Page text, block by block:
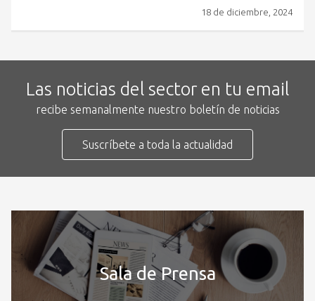
18 de diciembre, 2024
Las noticias del sector en tu email
recibe semanalmente nuestro boletín de noticias
Suscríbete a toda la actualidad
Sala de Prensa